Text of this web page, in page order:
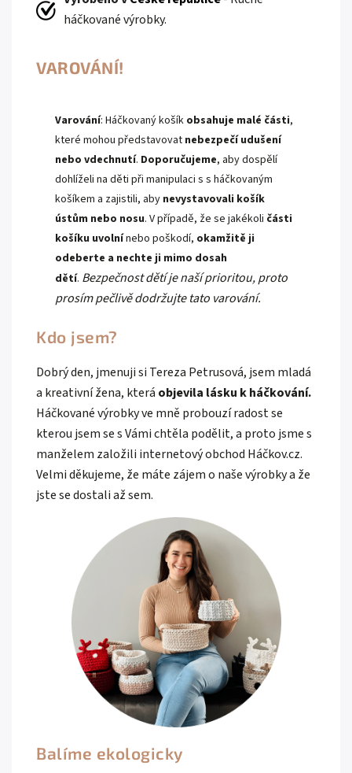
háčkované výrobky.
VAROVÁNÍ!
Varování: Háčkovaný košík obsahuje malé části,
které mohou představovat nebezpečí udušení
nebo vdechnutí. Doporučujeme, aby dospělí
dohlíželi na děti při manipulaci s s háčkovaným
košíkem a zajistili, aby nevystavovali košík
ústům nebo nosu. V případě, že se jakékoli části
košíku uvolnínebo poškodí, okamžitě ji
odeberte a nechte ji mimo dosah
dětí. Bezpečnost dětí je naší prioritou, proto
prosím pečlivě dodržujte tato varování.
Kdo jsem?
Dobrý den, jmenuji si Tereza Petrusová, jsem mladá
a kreativní žena, která objevila lásku k háčkování.
Háčkované výrobky ve mně probouzí radost se
kterou jsem se s Vámi chtěla podělit, a proto jsme s
manželem založili internetový obchod Háčkov.cz.
Velmi děkujeme, že máte zájem o naše výrobky a že
jste se dostali až sem.
Balíme ekologicky